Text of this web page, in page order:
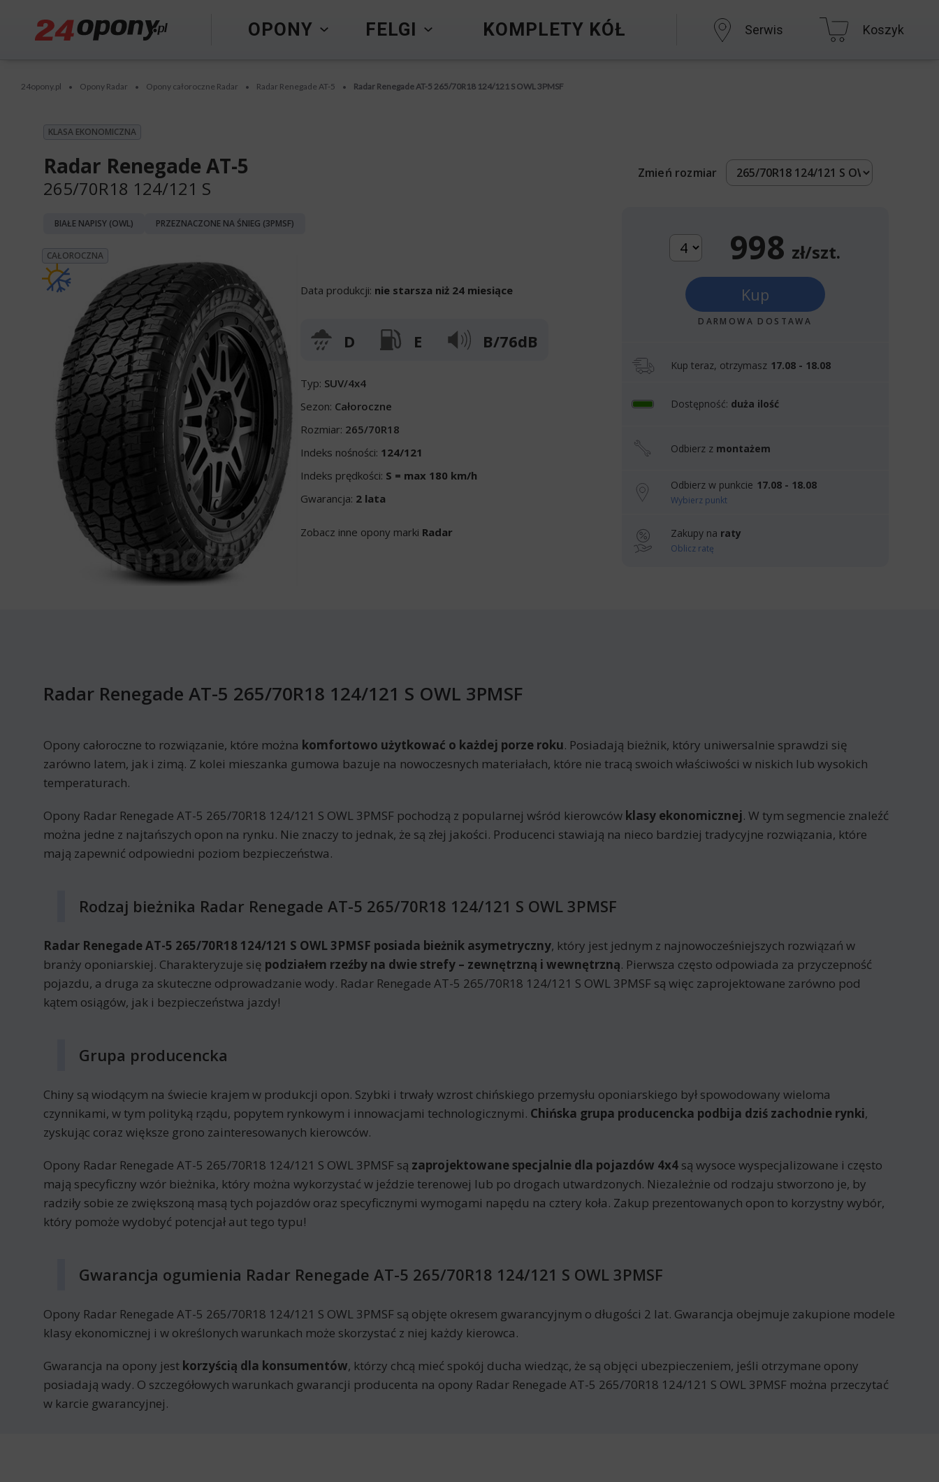
OPONY FELGI KOMPLETY KÓŁ Serwis Koszyk
24opony.pl • Opony Radar • Opony całoroczne Radar • Radar Renegade AT-5 • Radar Renegade AT-5 265/70R18 124/121 S OWL 3PMSF
KLASA EKONOMICZNA
Radar Renegade AT-5
265/70R18 124/121 S
BIAŁE NAPISY (OWL) PRZEZNACZONE NA ŚNIEG (3PMSF)
CAŁOROCZNA
Data produkcji: nie starsza niż 24 miesiące
D E B/76dB
Typ: SUV/4x4
Sezon: Całoroczne
Rozmiar: 265/70R18
Indeks nośności: 124/121
Indeks prędkości: S = max 180 km/h
Gwarancja: 2 lata
Zobacz inne opony marki Radar
Zmień rozmiar
998 zł/szt.
Kup
DARMOWA DOSTAWA
Kup teraz, otrzymasz 17.08 - 18.08
Dostępność: duża ilość
Odbierz z montażem
Odbierz w punkcie 17.08 - 18.08
Wybierz punkt
Zakupy na raty
Oblicz ratę
Radar Renegade AT-5 265/70R18 124/121 S OWL 3PMSF
Opony całoroczne to rozwiązanie, które można komfortowo użytkować o każdej porze roku. Posiadają bieżnik, który uniwersalnie sprawdzi się
zarówno latem, jak i zimą. Z kolei mieszanka gumowa bazuje na nowoczesnych materiałach, które nie tracą swoich właściwości w niskich lub wysokich
temperaturach.
Opony Radar Renegade AT-5 265/70R18 124/121 S OWL 3PMSF pochodzą z popularnej wśród kierowców klasy ekonomicznej. W tym segmencie znaleźć
można jedne z najtańszych opon na rynku. Nie znaczy to jednak, że są złej jakości. Producenci stawiają na nieco bardziej tradycyjne rozwiązania, które
mają zapewnić odpowiedni poziom bezpieczeństwa.
Rodzaj bieżnika Radar Renegade AT-5 265/70R18 124/121 S OWL 3PMSF
Radar Renegade AT-5 265/70R18 124/121 S OWL 3PMSF posiada bieżnik asymetryczny, który jest jednym z najnowocześniejszych rozwiązań w
branży oponiarskiej. Charakteryzuje się podziałem rzeźby na dwie strefy – zewnętrzną i wewnętrzną. Pierwsza często odpowiada za przyczepność
pojazdu, a druga za skuteczne odprowadzanie wody. Radar Renegade AT-5 265/70R18 124/121 S OWL 3PMSF są więc zaprojektowane zarówno pod
kątem osiągów, jak i bezpieczeństwa jazdy!
Grupa producencka
Chiny są wiodącym na świecie krajem w produkcji opon. Szybki i trwały wzrost chińskiego przemysłu oponiarskiego był spowodowany wieloma
czynnikami, w tym polityką rządu, popytem rynkowym i innowacjami technologicznymi. Chińska grupa producencka podbija dziś zachodnie rynki,
zyskując coraz większe grono zainteresowanych kierowców.
Opony Radar Renegade AT-5 265/70R18 124/121 S OWL 3PMSF są zaprojektowane specjalnie dla pojazdów 4x4 są wysoce wyspecjalizowane i często
mają specyficzny wzór bieżnika, który można wykorzystać w jeździe terenowej lub po drogach utwardzonych. Niezależnie od rodzaju stworzono je, by
radziły sobie ze zwiększoną masą tych pojazdów oraz specyficznymi wymogami napędu na cztery koła. Zakup prezentowanych opon to korzystny wybór,
który pomoże wydobyć potencjał aut tego typu!
Gwarancja ogumienia Radar Renegade AT-5 265/70R18 124/121 S OWL 3PMSF
Opony Radar Renegade AT-5 265/70R18 124/121 S OWL 3PMSF są objęte okresem gwarancyjnym o długości 2 lat. Gwarancja obejmuje zakupione modele
klasy ekonomicznej i w określonych warunkach może skorzystać z niej każdy kierowca.
Gwarancja na opony jest korzyścią dla konsumentów, którzy chcą mieć spokój ducha wiedząc, że są objęci ubezpieczeniem, jeśli otrzymane opony
posiadają wady. O szczegółowych warunkach gwarancji producenta na opony Radar Renegade AT-5 265/70R18 124/121 S OWL 3PMSF można przeczytać
w karcie gwarancyjnej.